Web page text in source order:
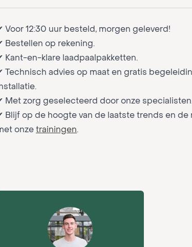
Voor 12:30 uur besteld, morgen geleverd!
Bestellen op rekening.
Kant-en-klare laadpaalpakketten.
Technisch advies op maat en gratis
Met zorg geselecteerd door onze
Blijf op de hoogte van de laatste trends en de
onze trainingen.